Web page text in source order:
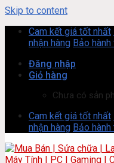
Skip to content
Cam kết giá tốt nhất
nhận hàng Bảo
Đăng nhập
Giỏ hàng
Chưa có sản
Cam kết giá tốt nhất
nhận hàng Bảo